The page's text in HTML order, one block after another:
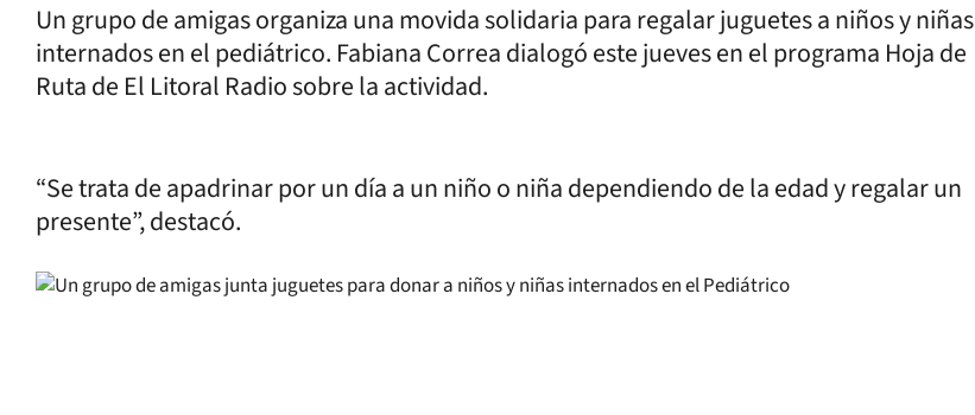
Un grupo de amigas organiza una movida solidaria para regalar juguetes a niños y niñas
internados en el pediátrico. Fabiana Correa dialogó este jueves en el programa Hoja de
Ruta de El Litoral Radio sobre la actividad.
“Se trata de apadrinar por un día a un niño o niña dependiendo de la edad y regalar un
presente”, destacó.